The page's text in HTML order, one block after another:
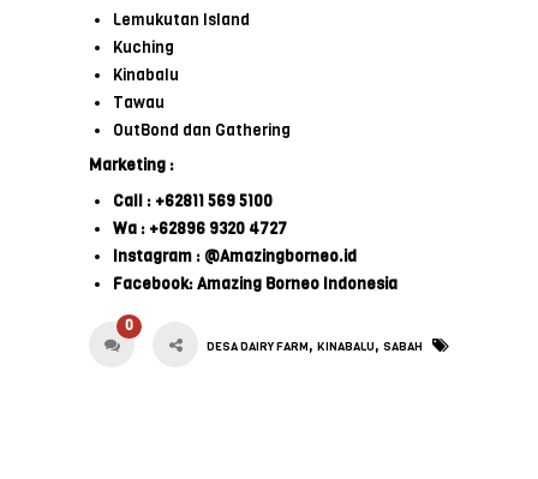
Lemukutan Island
Kuching
Kinabalu
Tawau
OutBond dan Gathering
Marketing :
Call : +62811 569 5100
Wa : +62896 9320 4727
Instagram : @Amazingborneo.id
Facebook: Amazing Borneo Indonesia
DESA DAIRY FARM, KINABALU, SABAH
0